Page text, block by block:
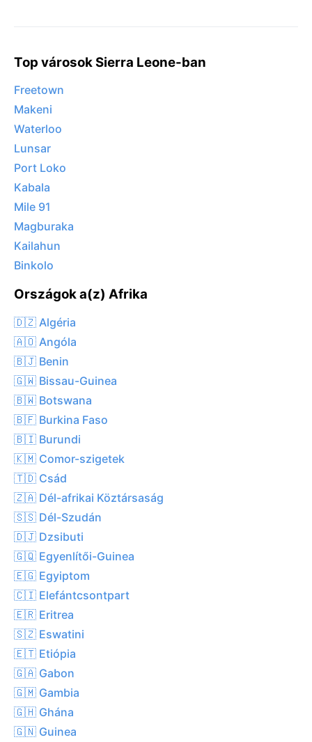
Top városok Sierra Leone-ban
Freetown
Makeni
Waterloo
Lunsar
Port Loko
Kabala
Mile 91
Magburaka
Kailahun
Binkolo
Országok a(z) Afrika
🇩🇿 Algéria
🇦🇴 Angóla
🇧🇯 Benin
🇬🇼 Bissau-Guinea
🇧🇼 Botswana
🇧🇫 Burkina Faso
🇧🇮 Burundi
🇰🇲 Comor-szigetek
🇹🇩 Csád
🇿🇦 Dél-afrikai Köztársaság
🇸🇸 Dél-Szudán
🇩🇯 Dzsibuti
🇬🇶 Egyenlítői-Guinea
🇪🇬 Egyiptom
🇨🇮 Elefántcsontpart
🇪🇷 Eritrea
🇸🇿 Eswatini
🇪🇹 Etiópia
🇬🇦 Gabon
🇬🇲 Gambia
🇬🇭 Ghána
🇬🇳 Guinea